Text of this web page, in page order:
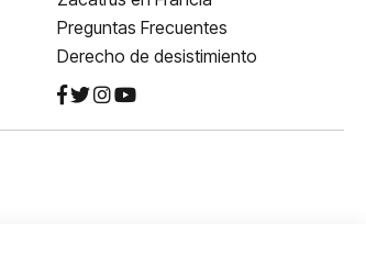
Preguntas Frecuentes
Derecho de desistimiento